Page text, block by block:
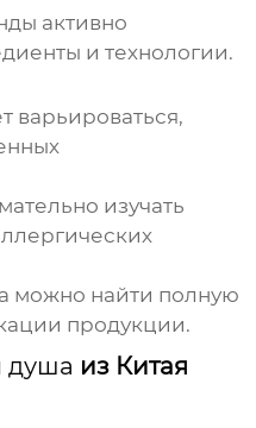
активно
и технологии.
варьироваться,
изучать
можно найти полную
продукции.
душа из Китая